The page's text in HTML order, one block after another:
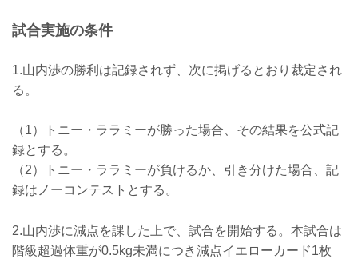
方々には謹ん...
試合実施の条件
1.山内渉の勝利は記録されず、次に掲げるとおり裁定され
る。
（1）トニー・ララミーが勝った場合、その結果を公式記
録とする。
（2）トニー・ララミーが負けるか、引き分けた場合、記
録はノーコンテストとする。
2.山内渉に減点を課した上で、試合を開始する。本試合は
階級超過体重が0.5kg未満につき減点イエローカード1枚